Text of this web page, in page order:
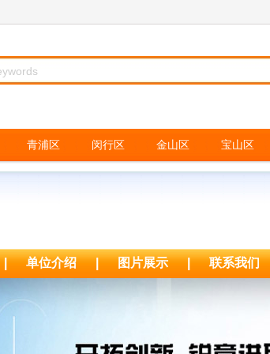
青浦区 闵行区 金山区 宝山区
| 单位介绍 | 图片展示 | 联系我们